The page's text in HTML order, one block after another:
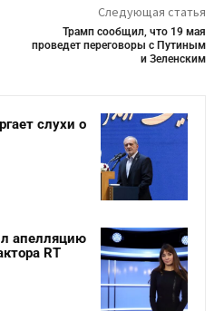
Следующая статья
Трамп сообщил, что 19 мая
проведет переговоры с Путиным
и Зеленским
слухи о
апелляцию
RT